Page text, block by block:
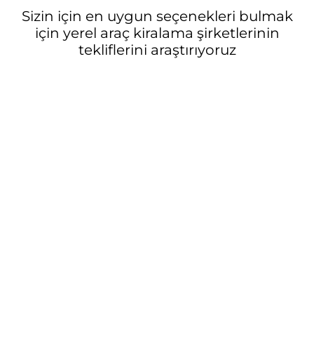
Sizin için en uygun seçenekleri bulmak
için yerel araç kiralama şirketlerinin
tekliflerini araştırıyoruz